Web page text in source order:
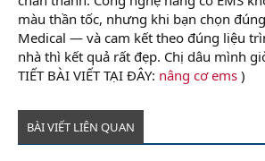
màu thần tốc, nhưng khi bạn chọn
Medical — và cam kết theo đúng liệu
nhà thì kết quả rất đẹp. Chị dâu mình
TIẾT BÀI VIẾT TẠI ĐÂY: nâng cơ ems )
BÀI VIẾT LIÊN QUAN